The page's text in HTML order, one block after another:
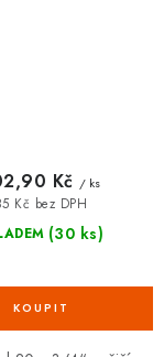
(30 ks)
Kč bez DPH
Kč / ks